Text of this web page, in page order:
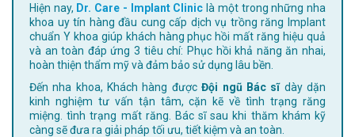
Hiện nay, Dr. Care - Implant Clinic là một trong những nha
khoa uy tín hàng đầu cung cấp dịch vụ trồng răng Implant
chuẩn Y khoa giúp khách hàng phục hồi mất răng hiệu quả
và an toàn đáp ứng 3 tiêu chí: Phục hồi khả năng ăn nhai,
hoàn thiện thẩm mỹ và đảm bảo sử dụng lâu bền.
Đến nha khoa, Khách hàng đượcĐội ngũ Bác sĩdày dặn
kinh nghiệm tư vấn tận tâm, cặn kẽ về tình trạng răng
miệng. tình trạng mất răng. Bác sĩ sau khi thăm khám kỹ
càng sẽ đưa ra giải pháp tối ưu, tiết kiệm và an toàn.